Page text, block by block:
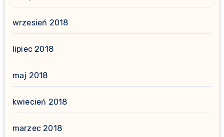
wrzesień 2018
lipiec 2018
maj 2018
kwiecień 2018
marzec 2018